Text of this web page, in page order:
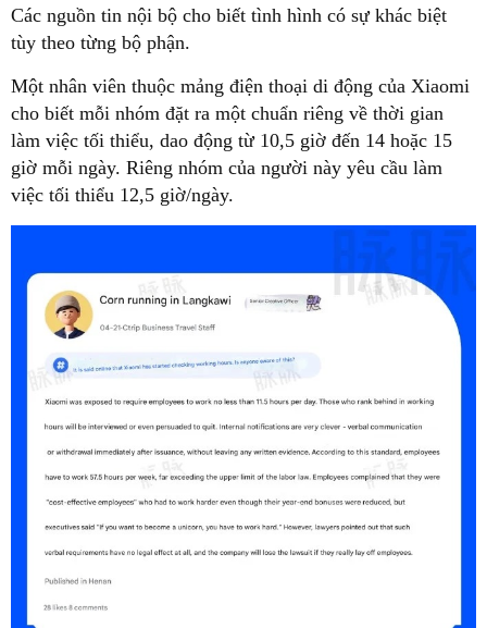
Các nguồn tin nội bộ cho biết tình hình có sự khác biệt
tùy theo từng bộ phận.
Một nhân viên thuộc mảng điện thoại di động của Xiaomi
cho biết mỗi nhóm đặt ra một chuẩn riêng về thời gian
làm việc tối thiểu, dao động từ 10,5 giờ đến 14 hoặc 15
giờ mỗi ngày. Riêng nhóm của người này yêu cầu làm
việc tối thiểu 12,5 giờ/ngày.